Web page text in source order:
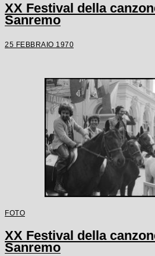
XX Festival della
Sanremo
25 FEBBRAIO 1970
FOTO
XX Festival della
Sanremo